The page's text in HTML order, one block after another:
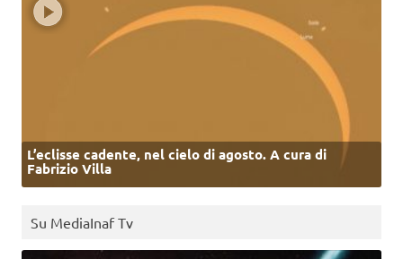
L’eclisse cadente, nel cielo di agosto. A cura di
Fabrizio Villa
Su MediaInaf Tv